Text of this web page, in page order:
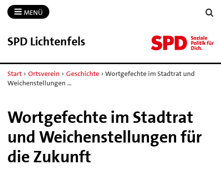
MENÜ
SPD Lichtenfels
Start › Ortsverein › Geschichte › Wortgefechte im Stadtrat und
Weichenstellungen …
Wortgefechte im Stadtrat
und Weichenstellungen für
die Zukunft